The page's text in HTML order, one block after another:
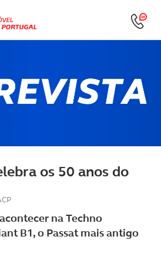
os 50 anos do
na Techno
B1, o Passat mais antigo